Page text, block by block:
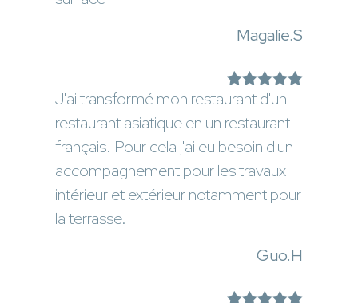
Magalie.S
J'ai transformé mon restaurant d'un
restaurant asiatique en un restaurant
français. Pour cela j'ai eu besoin d'un
accompagnement pour les travaux
intérieur et extérieur notamment pour
la terrasse.
Guo.H